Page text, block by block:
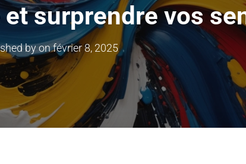
surprendre vos
byonfévrier 8, 2025